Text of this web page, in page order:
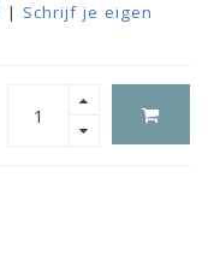
| Schrijf je eigen